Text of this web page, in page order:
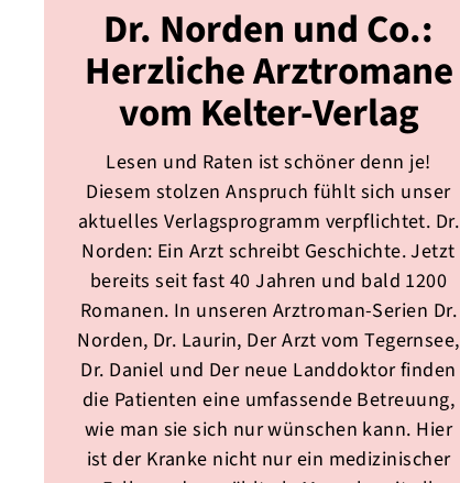
Dr. Norden und Co.:
Herzliche Arztromane
vom Kelter-Verlag
Lesen und Raten ist schöner denn je!
Diesem stolzen Anspruch fühlt sich unser
aktuelles Verlagsprogramm verpflichtet. Dr.
Norden: Ein Arzt schreibt Geschichte. Jetzt
bereits seit fast 40 Jahren und bald 1200
Romanen. In unseren Arztroman-Serien Dr.
Norden, Dr. Laurin, Der Arzt vom Tegernsee,
Dr. Daniel und Der neue Landdoktor finden
die Patienten eine umfassende Betreuung,
wie man sie sich nur wünschen kann. Hier
ist der Kranke nicht nur ein medizinischer